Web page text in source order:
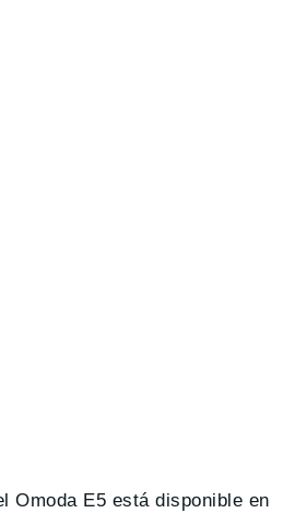
Omoda E5 está disponible en